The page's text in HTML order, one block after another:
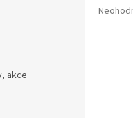
akce